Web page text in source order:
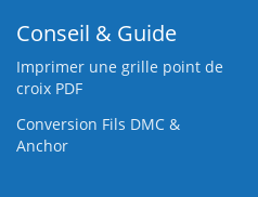
Conseil & Guide
Imprimer une grille point de
croix PDF
Conversion Fils DMC &
Anchor